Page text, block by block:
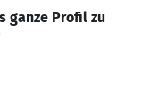
ganze Profil zu